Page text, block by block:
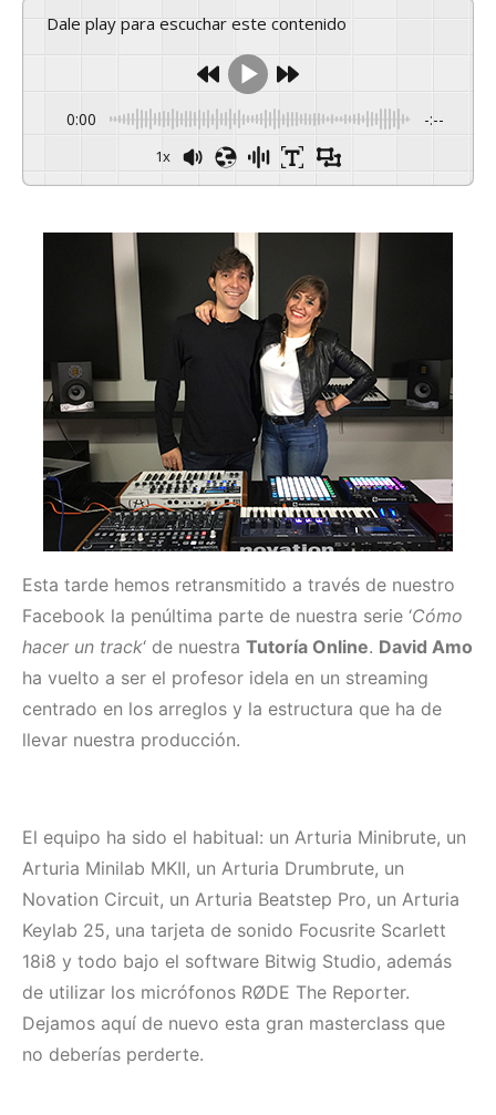
Dale play para escuchar este contenido
0:00 -:--
1x
Esta tarde hemos retransmitido a través de nuestro
Facebook la penúltima parte de nuestra serie ‘Cómo
hacer un track‘ de nuestra Tutoría Online. David Amo
ha vuelto a ser el profesor idela en un streaming
centrado en los arreglos y la estructura que ha de
llevar nuestra producción.
El equipo ha sido el habitual: un Arturia Minibrute, un
Arturia Minilab MKII, un Arturia Drumbrute, un
Novation Circuit, un Arturia Beatstep Pro, un Arturia
Keylab 25, una tarjeta de sonido Focusrite Scarlett
18i8 y todo bajo el software Bitwig Studio, además
de utilizar los micrófonos RØDE The Reporter.
Dejamos aquí de nuevo esta gran masterclass que
no deberías perderte.